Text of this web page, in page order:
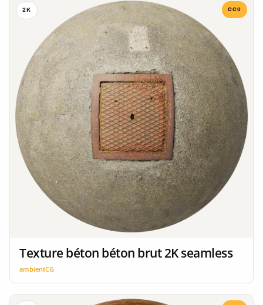
2K CC0
Texture béton béton brut 2K seamless
ambientCG